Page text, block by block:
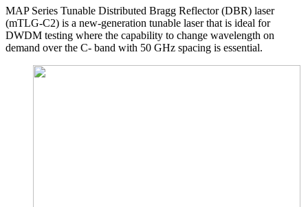
MAP Series Tunable Distributed Bragg Reflector (DBR) laser
(mTLG-C2) is a new-generation tunable laser that is ideal for
DWDM testing where the capability to change wavelength on
demand over the C- band with 50 GHz spacing is essential.